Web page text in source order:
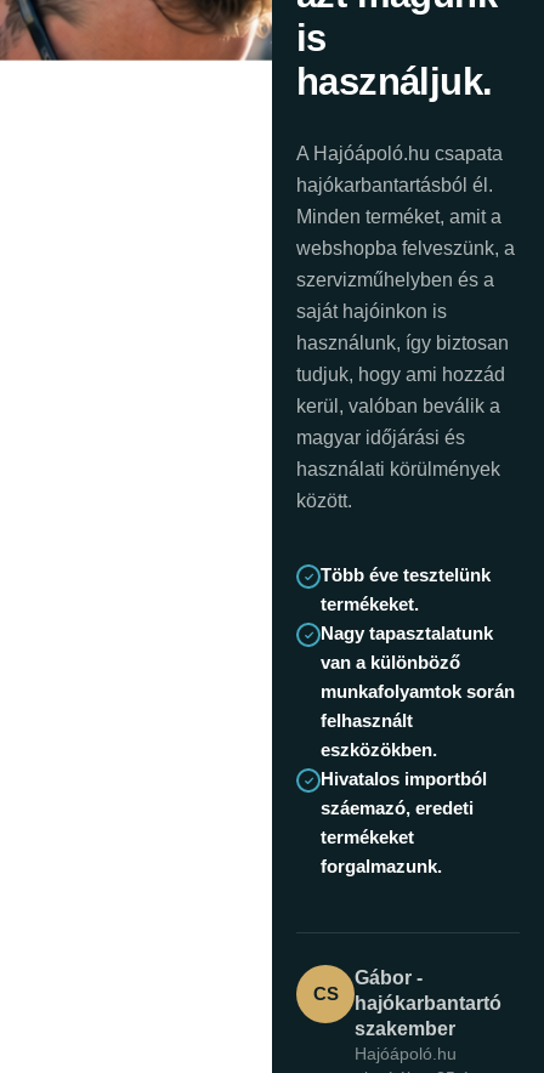
is
használjuk.
A Hajóápoló.hu csapata
hajókarbantartásból él.
Minden terméket, amit a
webshopba felveszünk, a
szervizműhelyben és a
saját hajóinkon is
használunk, így biztosan
tudjuk, hogy ami hozzád
kerül, valóban beválik a
magyar időjárási és
használati körülmények
között.
Több éve tesztelünk
termékeket.
Nagy tapasztalatunk
van a különböző
munkafolyamtok során
felhasznált
eszközökben.
Hivatalos importból
száemazó, eredeti
termékeket
forgalmazunk.
CS
Gábor -
hajókarbantartó
szakember
Hajóápoló.hu